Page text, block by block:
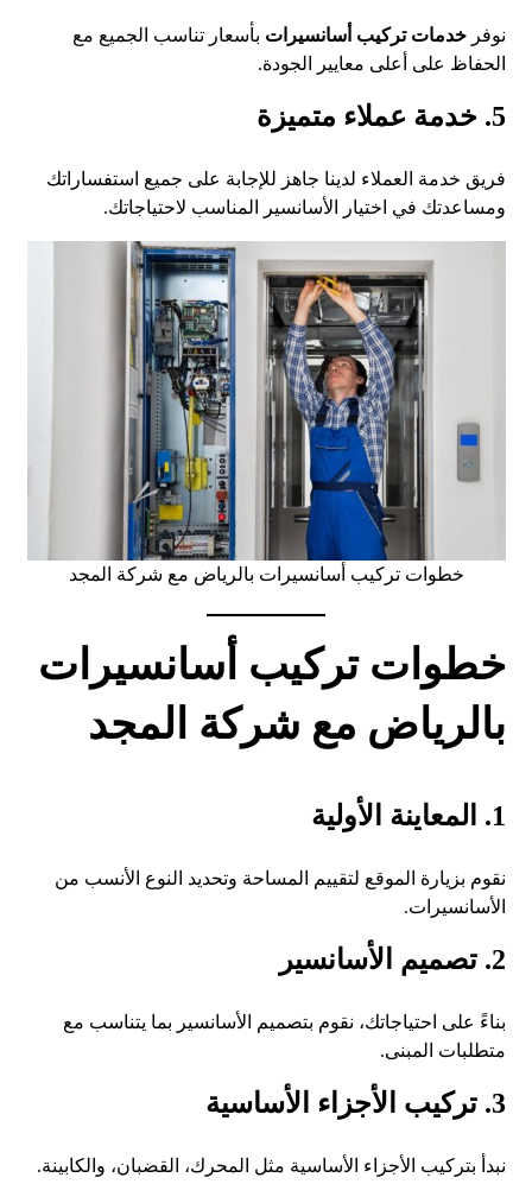
نوفرخدمات تركيب أسانسيرات بأسعار تناسب الجميع مع
الحفاظ على أعلى معايير الجودة.
5. خدمة عملاء متميزة
فريق خدمة العملاء لدينا جاهز للإجابة على جميع استفساراتك
ومساعدتك في اختيار الأسانسير المناسب لاحتياجاتك.
خطوات تركيب أسانسيرات بالرياض مع شركة المجد
خطوات تركيب أسانسيرات
بالرياض مع شركة المجد
1. المعاينة الأولية
نقوم بزيارة الموقع لتقييم المساحة وتحديد النوع الأنسب من
الأسانسيرات.
2. تصميم الأسانسير
بناءً على احتياجاتك، نقوم بتصميم الأسانسير بما يتناسب مع
متطلبات المبنى.
3. تركيب الأجزاء الأساسية
نبدأ بتركيب الأجزاء الأساسية مثل المحرك، القضبان، والكابينة.